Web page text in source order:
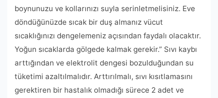
boynunuzu ve kollarınızı suyla serinletmelisiniz. Eve
döndüğünüzde sıcak bir duş almanız vücut
sıcaklığınızı dengelemeniz açısından faydalı olacaktır.
Yoğun sıcaklarda gölgede kalmak gerekir.” Sıvı kaybı
arttığından ve elektrolit dengesi bozulduğundan su
tüketimi azaltılmalıdır. Arttırılmalı, sıvı kısıtlamasını
gerektiren bir hastalık olmadığı sürece 2 adet ve